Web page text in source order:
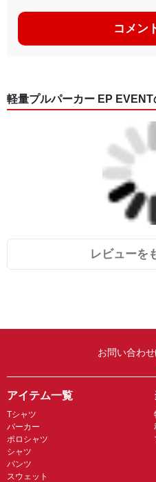
コメン
軽量プルパーカー EP
レビューを
お問い合わせ
アイテム一覧
Tシャツ
パーカー
ポロシャツ
シャツ
パンツ
スウェット